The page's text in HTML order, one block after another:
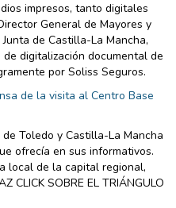
impresos, tanto digitales
General de Mayores y
de Castilla-La Mancha,
de digitalización documental de
por Soliss Seguros.
de la visita al Centro Base
Toledo y Castilla-La Mancha
ofrecía en sus informativos.
local de la capital regional,
CLICK SOBRE EL TRIÁNGULO